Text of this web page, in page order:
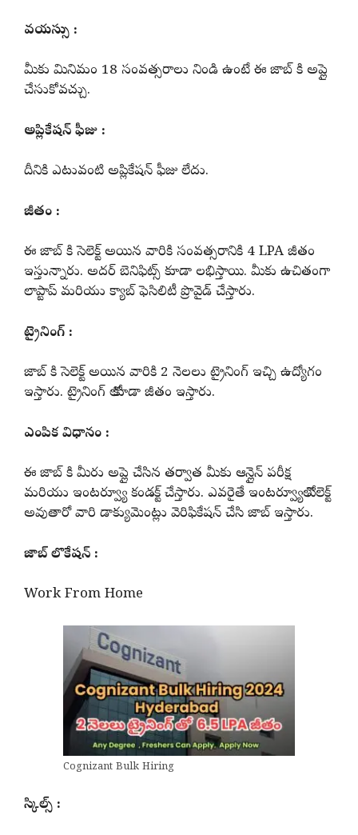
వయస్సు :
మీకు మినిమం 18 సంవత్సరాలు నిండి ఉంటే ఈ జాబ్ కి అప్లై
చేసుకోవచ్చు.
అప్లికేషన్ ఫీజు :
దీనికి ఎటువంటి అప్లికేషన్ ఫీజు లేదు.
జీతం :
ఈ జాబ్ కి సెలెక్ట్ అయిన వారికి సంవత్సరానికి 4 LPA జీతం
ఇస్తున్నారు. అదర్ బెనిఫిట్స్ కూడా లభిస్తాయి. మీకు ఉచితంగా
లాప్టాప్ మరియు క్యాబ్ ఫెసిలిటీ ప్రొవైడ్ చేస్తారు.
ట్రైనింగ్ :
జాబ్ కి సెలెక్ట్ అయిన వారికి 2 నెలలు ట్రైనింగ్ ఇచ్చి ఉద్యోగం
ఇస్తారు. ట్రైనింగ్ లో కూడా జీతం ఇస్తారు.
ఎంపిక విధానం :
ఈ జాబ్ కి మీరు అప్లై చేసిన తర్వాత మీకు ఆన్లైన్ పరీక్ష
మరియు ఇంటర్వ్యూ కండక్ట్ చేస్తారు. ఎవరైతే ఇంటర్వ్యూలో సెలెక్ట్
అవుతారో వారి డాక్యుమెంట్లు వెరిఫికేషన్ చేసి జాబ్ ఇస్తారు.
జాబ్ లొకేషన్ :
Work From Home
Cognizant Bulk Hiring
స్కిల్స్ :